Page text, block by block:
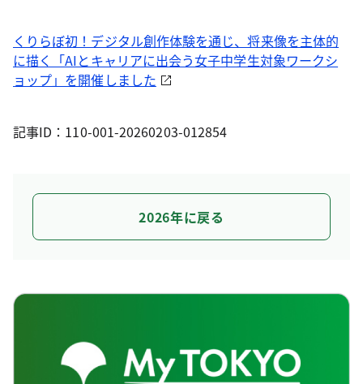
くりらぼ初！デジタル創作体験を通じ、将来像を主体的
に描く「AIとキャリアに出会う女子中学生対象ワークシ
ョップ」を開催しました
記事ID：110-001-20260203-012854
2026年に戻る